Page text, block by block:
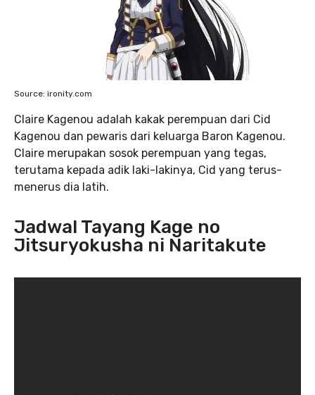
Source: ironity.com
Claire Kagenou adalah kakak perempuan dari Cid
Kagenou dan pewaris dari keluarga Baron Kagenou.
Claire merupakan sosok perempuan yang tegas,
terutama kepada adik laki-lakinya, Cid yang terus-
menerus dia latih.
Jadwal Tayang Kage no
Jitsuryokusha ni Naritakute